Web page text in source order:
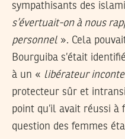
sympathisants des
s’évertuait-on à nous
personnel ». Cela
Bourguiba s’était
à un « libérateur
protecteur sûr et
point qu’il avait réussi
question des femmes